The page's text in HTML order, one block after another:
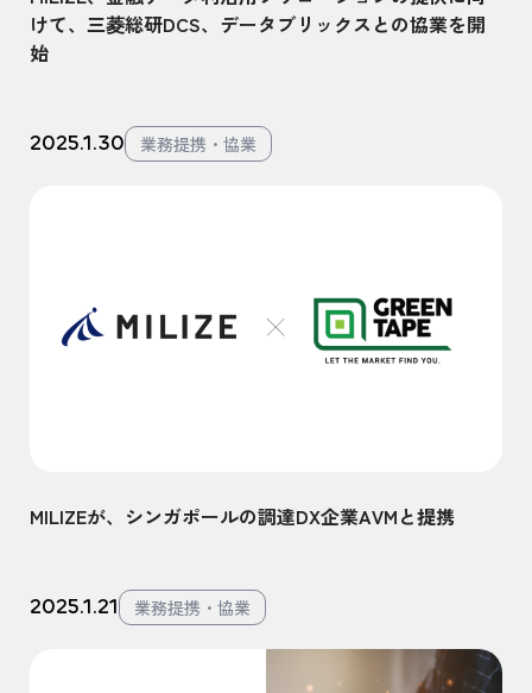
けて、三菱総研DCS、データブリックスとの協業を開
始
2025.1.30 業務提携・協業
MILIZEが、シンガポールの調達DX企業AVMと提携
2025.1.21 業務提携・協業